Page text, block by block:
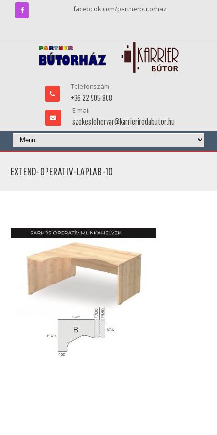
facebook.com/partnerbutorhaz
Telefonszám
+36 22 505 808
E-mail
szekesfehervar@karrierirodabutor.hu
EXTEND-OPERATIV-LAPLAB-10